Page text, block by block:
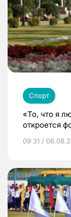
Спорт
«То, что я
откроется
09:31 /